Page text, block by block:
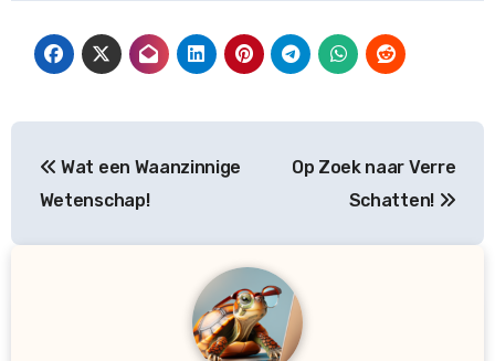
navigatie
Wat een Waanzinnige
Wetenschap!
Op Zoek naar Verre
Schatten!